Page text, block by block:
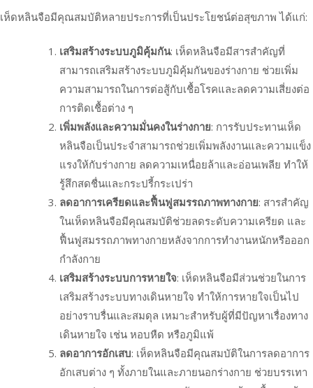
เห็ดหลินจือมีคุณสมบัติหลายประการที่เป็นประโยชน์ต่อสุขภาพ ได้แก่:
เสริมสร้างระบบภูมิคุ้มกัน: เห็ดหลินจือมีสารสำคัญที่
สามารถเสริมสร้างระบบภูมิคุ้มกันของร่างกาย ช่วยเพิ่ม
ความสามารถในการต่อสู้กับเชื้อโรคและลดความเสี่ยงต่อ
การติดเชื้อต่าง ๆ
เพิ่มพลังและความมั่นคงในร่างกาย: การรับประทานเห็ด
หลินจือเป็นประจำสามารถช่วยเพิ่มพลังงานและความแข็ง
แรงให้กับร่างกาย ลดความเหนื่อยล้าและอ่อนเพลีย ทำให้
รู้สึกสดชื่นและกระปรี้กระเปร่า
ลดอาการเครียดและฟื้นฟูสมรรถภาพทางกาย: สารสำคัญ
ในเห็ดหลินจือมีคุณสมบัติช่วยลดระดับความเครียด และ
ฟื้นฟูสมรรถภาพทางกายหลังจากการทำงานหนักหรือออก
กำลังกาย
เสริมสร้างระบบการหายใจ: เห็ดหลินจือมีส่วนช่วยในการ
เสริมสร้างระบบทางเดินหายใจ ทำให้การหายใจเป็นไป
อย่างราบรื่นและสมดุล เหมาะสำหรับผู้ที่มีปัญหาเรื่องทาง
เดินหายใจ เช่น หอบหืด หรือภูมิแพ้
ลดอาการอักเสบ: เห็ดหลินจือมีคุณสมบัติในการลดอาการ
อักเสบต่าง ๆ ทั้งภายในและภายนอกร่างกาย ช่วยบรรเทา